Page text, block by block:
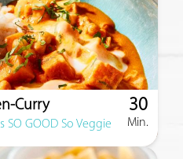
Curry
GOOD So Veggie
30
Min.